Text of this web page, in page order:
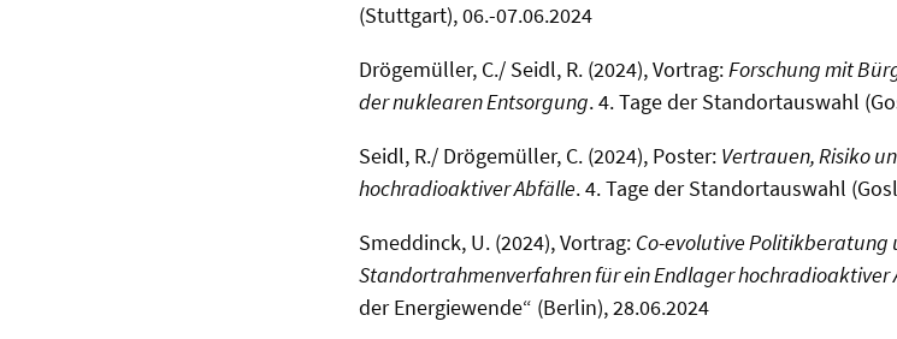
(Stuttgart), 06.-07.06.2024
Drögemüller, C./ Seidl, R. (2024), Vortrag:Forschung mit
der nuklearen Entsorgung. 4. Tage der Standortauswahl
Seidl, R./ Drögemüller, C. (2024), Poster: Vertrauen, Risiko
hochradioaktiver Abfälle. 4. Tage der Standortauswahl
Smeddinck, U. (2024), Vortrag: Co-evolutive Politikberatung
Standortrahmenverfahren für ein Endlager hochradioaktiver
der Energiewende“ (Berlin), 28.06.2024